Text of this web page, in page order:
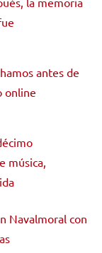
antes de
online
música,
Navalmoral con